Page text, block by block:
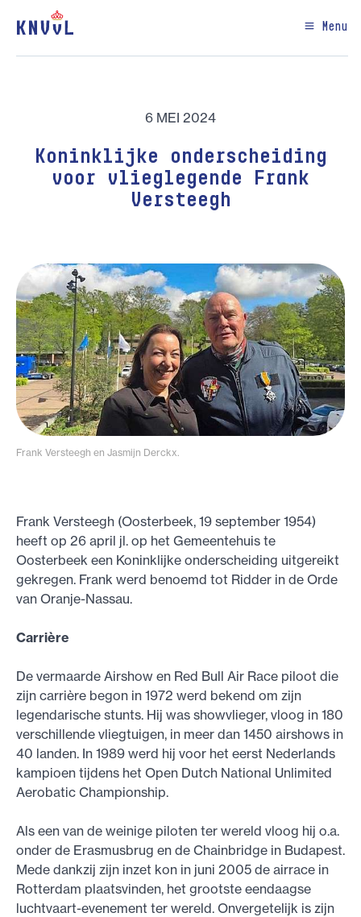
Menu
6 MEI 2024
Koninklijke onderscheiding
voor vlieglegende Frank
Versteegh
Frank Versteegh en Jasmijn Derckx.
Frank Versteegh (Oosterbeek, 19 september 1954)
heeft op 26 april jl. op het Gemeentehuis te
Oosterbeek een Koninklijke onderscheiding uitgereikt
gekregen. Frank werd benoemd tot Ridder in de Orde
van Oranje-Nassau.
Carrière
De vermaarde Airshow en Red Bull Air Race piloot die
zijn carrière begon in 1972 werd bekend om zijn
legendarische stunts. Hij was showvlieger, vloog in 180
verschillende vliegtuigen, in meer dan 1450 airshows in
40 landen. In 1989 werd hij voor het eerst Nederlands
kampioen tijdens het Open Dutch National Unlimited
Aerobatic Championship.
Als een van de weinige piloten ter wereld vloog hij o.a.
onder de Erasmusbrug en de Chainbridge in Budapest.
Mede dankzij zijn inzet kon in juni 2005 de airrace in
Rotterdam plaatsvinden, het grootste eendaagse
luchtvaart-evenement ter wereld. Onvergetelijk is zijn